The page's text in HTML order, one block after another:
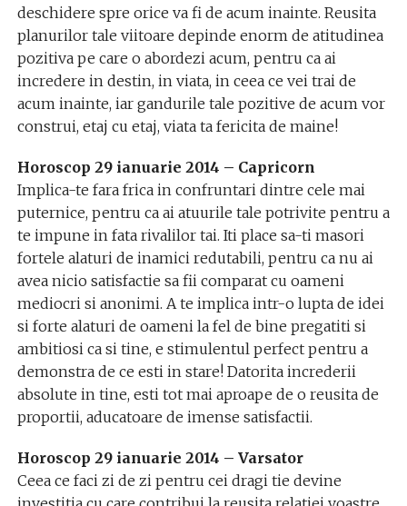
deschidere spre orice va fi de acum inainte. Reusita
planurilor tale viitoare depinde enorm de atitudinea
pozitiva pe care o abordezi acum, pentru ca ai
incredere in destin, in viata, in ceea ce vei trai de
acum inainte, iar gandurile tale pozitive de acum vor
construi, etaj cu etaj, viata ta fericita de maine!
Horoscop 29 ianuarie 2014 – Capricorn
Implica-te fara frica in confruntari dintre cele mai
puternice, pentru ca ai atuurile tale potrivite pentru a
te impune in fata rivalilor tai. Iti place sa-ti masori
fortele alaturi de inamici redutabili, pentru ca nu ai
avea nicio satisfactie sa fii comparat cu oameni
mediocri si anonimi. A te implica intr-o lupta de idei
si forte alaturi de oameni la fel de bine pregatiti si
ambitiosi ca si tine, e stimulentul perfect pentru a
demonstra de ce esti in stare! Datorita increderii
absolute in tine, esti tot mai aproape de o reusita de
proportii, aducatoare de imense satisfactii.
Horoscop 29 ianuarie 2014 – Varsator
Ceea ce faci zi de zi pentru cei dragi tie devine